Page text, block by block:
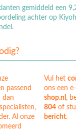
gemiddeld een
achter op
passend
dan
Al onze
Vul het
ons een
shop.nl,
804 of
bericht.